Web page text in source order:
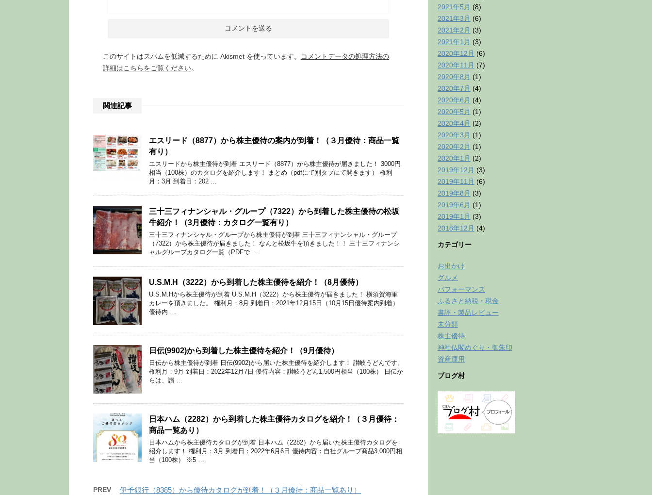
このサイトはスパムを低減するために Akismet を使っています。
コメントデータの処理方法の
詳細はこちらをご覧ください。
関連記事
エスリード（8877）から株主優待の案内が到着！（３月優待：商品一覧
有り）
エスリードから株主優待が到着 エスリード（8877）から株主優待が届きました！ 3000円
相当（100株）のカタログを紹介します！ まとめ（pdfにて別タブにて開きます） 権利
月：3月 到着日：202 …
三十三フィナンシャル・グループ（7322）から到着した株主優待の松坂
牛紹介！（3月優待：カタログ一覧有り）
三十三フィナンシャル・グループから株主優待が到着 三十三フィナンシャル・グループ
（7322）から株主優待が届きました！ なんと松坂牛を頂きました！！ 三十三フィナンシ
ャルグループカタログ一覧（PDFで …
U.S.M.H（3222）から到着した株主優待を紹介！（8月優待）
U.S.M.Hから株主優待が到着 U.S.M.H（3222）から株主優待が届きました！ 横須賀海軍
カレーを頂きました。 権利月：8月 到着日：2021年12月15日（10月15日優待案内到着）
優待内 …
日伝(9902)から到着した株主優待を紹介！（9月優待）
日伝から株主優待が到着 日伝(9902)から届いた株主優待を紹介します！ 讃岐うどんです。
権利月：9月 到着日：2022年12月7日 優待内容：讃岐うどん1,500円相当（100株） 日伝か
らは、讃 …
日本ハム（2282）から到着した株主優待カタログを紹介！（３月優待：
商品一覧あり）
日本ハムから株主優待カタログが到着 日本ハム（2282）から届いた株主優待カタログを
紹介します！ 権利月：3月 到着日：2022年6月6日 優待内容：自社グループ商品3,000円相
当（100株） ※5 …
PREV 伊予銀行（8385）から優待カタログが到着！（３月優待：商品一覧あり）
2021年5月 (8)
2021年3月 (6)
2021年2月 (3)
2021年1月 (3)
2020年12月 (6)
2020年11月 (7)
2020年8月 (1)
2020年7月 (4)
2020年6月 (4)
2020年5月 (1)
2020年4月 (2)
2020年3月 (1)
2020年2月 (1)
2020年1月 (2)
2019年12月 (3)
2019年11月 (6)
2019年8月 (3)
2019年6月 (1)
2019年1月 (3)
2018年12月 (4)
カテゴリー
お出かけ
グルメ
パフォーマンス
ふるさと納税・税金
書評・製品レビュー
未分類
株主優待
神社仏閣めぐり・御朱印
資産運用
ブログ村